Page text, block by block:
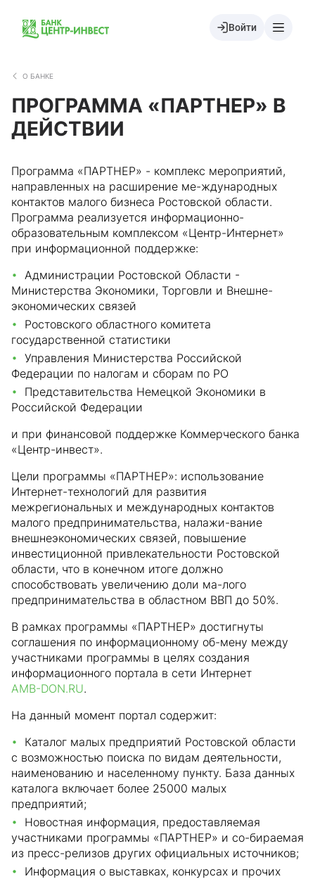
Войти
О БАНКЕ
ПРОГРАММА «ПАРТНЕР» В
ДЕЙСТВИИ
Программа «ПАРТНЕР» - комплекс мероприятий,
направленных на расширение ме-ждународных
контактов малого бизнеса Ростовской области.
Программа реализуется информационно-
образовательным комплексом «Центр-Интернет»
при информационной поддержке:
Администрации Ростовской Области -
Министерства Экономики, Торговли и Внешне-
экономических связей
Ростовского областного комитета
государственной статистики
Управления Министерства Российской
Федерации по налогам и сборам по РО
Представительства Немецкой Экономики в
Российской Федерации
и при финансовой поддержке Коммерческого банка
«Центр-инвест».
Цели программы «ПАРТНЕР»: использование
Интернет-технологий для развития
межрегиональных и международных контактов
малого предпринимательства, налажи-вание
внешнеэкономических связей, повышение
инвестиционной привлекательности Ростовской
области, что в конечном итоге должно
способствовать увеличению доли ма-лого
предпринимательства в областном ВВП до 50%.
В рамках программы «ПАРТНЕР» достигнуты
соглашения по информационному об-мену между
участниками программы в целях создания
информационного портала в сети Интернет
AMB-DON.RU.
На данный момент портал содержит:
Каталог малых предприятий Ростовской области
с возможностью поиска по видам деятельности,
наименованию и населенному пункту. База данных
каталога включает более 25000 малых
предприятий;
Новостная информация, предоставляемая
участниками программы «ПАРТНЕР» и со-бираемая
из пресс-релизов других официальных источников;
Информация о выставках, конкурсах и прочих